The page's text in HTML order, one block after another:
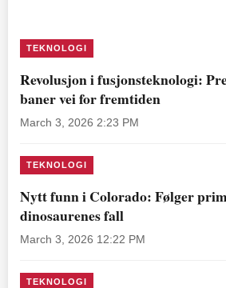
TEKNOLOGI
Revolusjon i fusjonsteknologi:
baner vei for fremtiden
March 3, 2026 2:23 PM
TEKNOLOGI
Nytt funn i Colorado: Følger
dinosaurenes fall
March 3, 2026 12:22 PM
TEKNOLOGI